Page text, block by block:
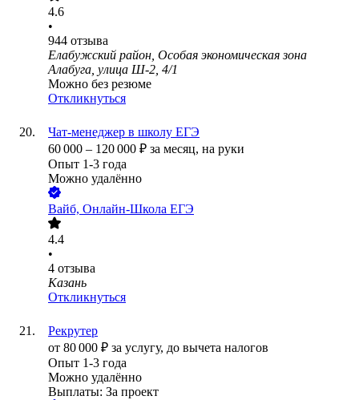
4.6
•
944 отзыва
Елабужский район, Особая экономическая зона
Алабуга, улица Ш-2, 4/1
Можно без резюме
Откликнуться
Чат-менеджер в школу ЕГЭ
60 000 – 120 000 ₽ за месяц, на руки
Опыт 1-3 года
Можно удалённо
Вайб, Онлайн-Школа ЕГЭ
4.4
•
4 отзыва
Казань
Откликнуться
Рекрутер
от 80 000 ₽ за услугу, до вычета налогов
Опыт 1-3 года
Можно удалённо
Выплаты: За проект